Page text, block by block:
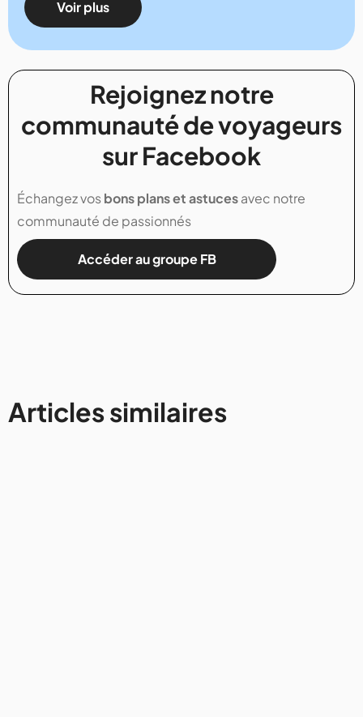
Voir plus
Rejoignez notre
communauté de voyageurs
sur Facebook
Échangez vosbons plans et astucesavec notre
communauté de passionnés
Accéder au groupe FB
Articles similaires